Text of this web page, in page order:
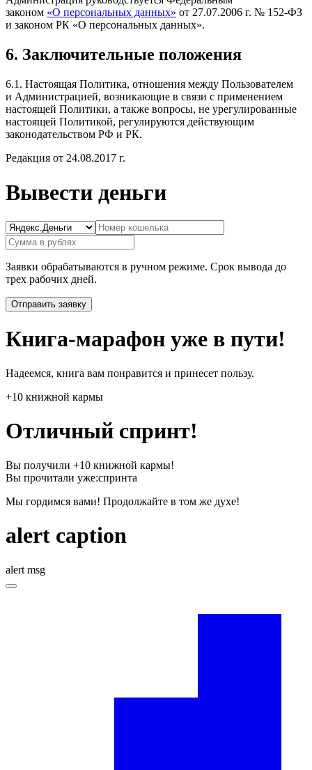
законом «О персональных данных» от 27.07.2006 г. № 152-ФЗ
и законом РК «О персональных данных».
6. Заключительные положения
6.1. Настоящая Политика, отношения между Пользователем
и Администрацией, возникающие в связи с применением
настоящей Политики, а также вопросы, не урегулированные
настоящей Политикой, регулируются действующим
законодательством РФ и РК.
Редакция от 24.08.2017 г.
Вывести деньги
Заявки обрабатываются в ручном режиме. Срок вывода до
трех рабочих дней.
Книга-марафон уже в пути!
Надеемся, книга вам понравится и принесет пользу.
+10 книжной кармы
Отличный спринт!
Вы получили +10 книжной кармы!
Вы прочитали уже:спринта
Мы гордимся вами! Продолжайте в том же духе!
alert caption
alert msg